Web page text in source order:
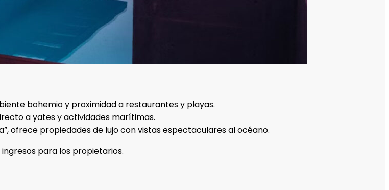
bohemio y proximidad a restaurantes y playas.
a yates y actividades marítimas.
ofrece propiedades de lujo con vistas espectaculares al océano.
para los propietarios.